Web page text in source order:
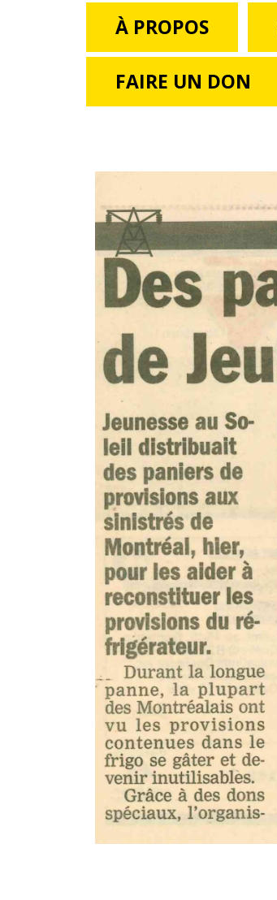
À PROPOS
FAIRE UN DON